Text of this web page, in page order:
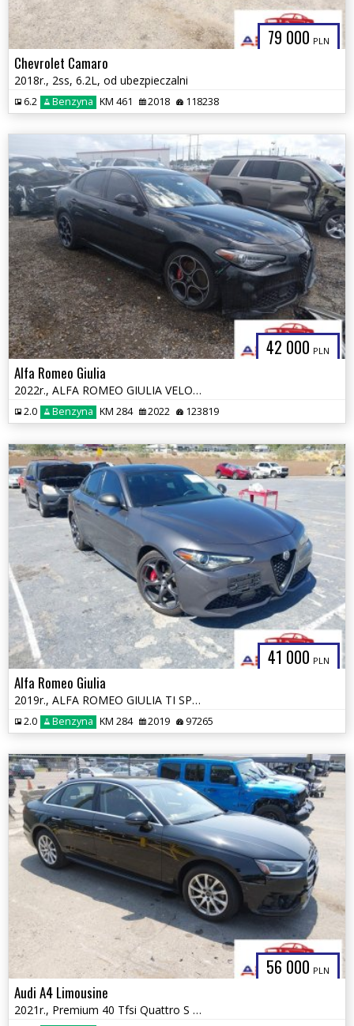
79 000 PLN
Chevrolet Camaro
2018r., 2ss, 6.2L, od ubezpieczalni
6.2 Benzyna KM 461 2018 118238
42 000 PLN
Alfa Romeo Giulia
2022r., ALFA ROMEO GIULIA VELOCE TI RWD, 2L, od ubezpieczalni
2.0 Benzyna KM 284 2022 123819
41 000 PLN
Alfa Romeo Giulia
2019r., ALFA ROMEO GIULIA TI SPORT AWD, 2L, od ubezpieczalni
2.0 Benzyna KM 284 2019 97265
56 000 PLN
Audi A4 Limousine
2021r., Premium 40 Tfsi Quattro S Tronic, 2L, od ubezpieczalni